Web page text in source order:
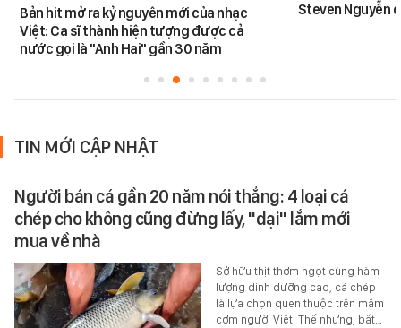
Bản hit mở ra kỷ nguyên mới của nhạc
Việt: Ca sĩ thành hiện tượng được cả
nước gọi là "Anh Hai" gần 30 năm
Steven Nguyễn
TIN MỚI CẬP NHẬT
Người bán cá gần 20 năm nói thẳng: 4 loại cá
chép cho không cũng đừng lấy, "dại" lắm mới
mua về nhà
Sở hữu thịt thơm ngọt cùng hàm
lượng dinh dưỡng cao, cá chép
là lựa chọn quen thuộc trên mâm
cơm người Việt. Thế nhưng, bất…